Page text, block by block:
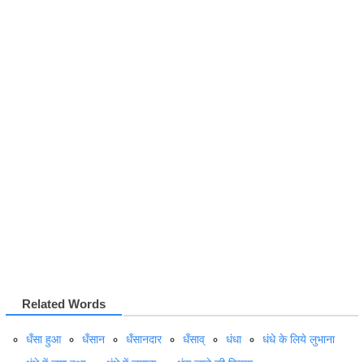
Related Words
धँसा हुआ धँसान धँसानदार धँसाव् धंधा
धंधे के लिये लुभाना